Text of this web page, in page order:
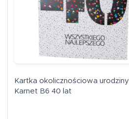
Kartka okolicznościowa urodziny
Karnet B6 40 lat